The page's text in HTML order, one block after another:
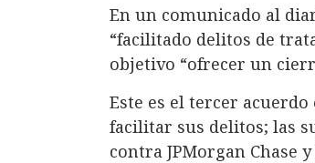
En un comunicado al
“facilitado delitos de
objetivo “ofrecer un
Este es el tercer
facilitar sus delitos; las
contra JPMorgan Chase